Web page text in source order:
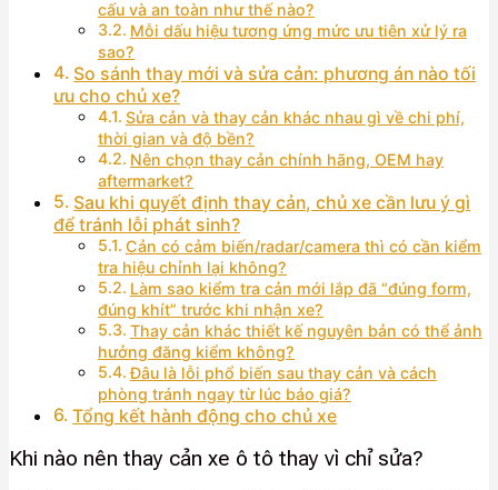
cấu và an toàn như thế nào?
Mỗi dấu hiệu tương ứng mức ưu tiên xử lý ra
sao?
So sánh thay mới và sửa cản: phương án nào tối
ưu cho chủ xe?
Sửa cản và thay cản khác nhau gì về chi phí,
thời gian và độ bền?
Nên chọn thay cản chính hãng, OEM hay
aftermarket?
Sau khi quyết định thay cản, chủ xe cần lưu ý gì
để tránh lỗi phát sinh?
Cản có cảm biến/radar/camera thì có cần kiểm
tra hiệu chỉnh lại không?
Làm sao kiểm tra cản mới lắp đã “đúng form,
đúng khít” trước khi nhận xe?
Thay cản khác thiết kế nguyên bản có thể ảnh
hưởng đăng kiểm không?
Đâu là lỗi phổ biến sau thay cản và cách
phòng tránh ngay từ lúc báo giá?
Tổng kết hành động cho chủ xe
Khi nào nên thay cản xe ô tô thay vì chỉ sửa?